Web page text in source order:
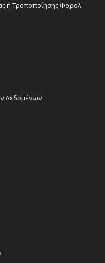
ή Τροποποίησης Φορολ.
Δεδομένων